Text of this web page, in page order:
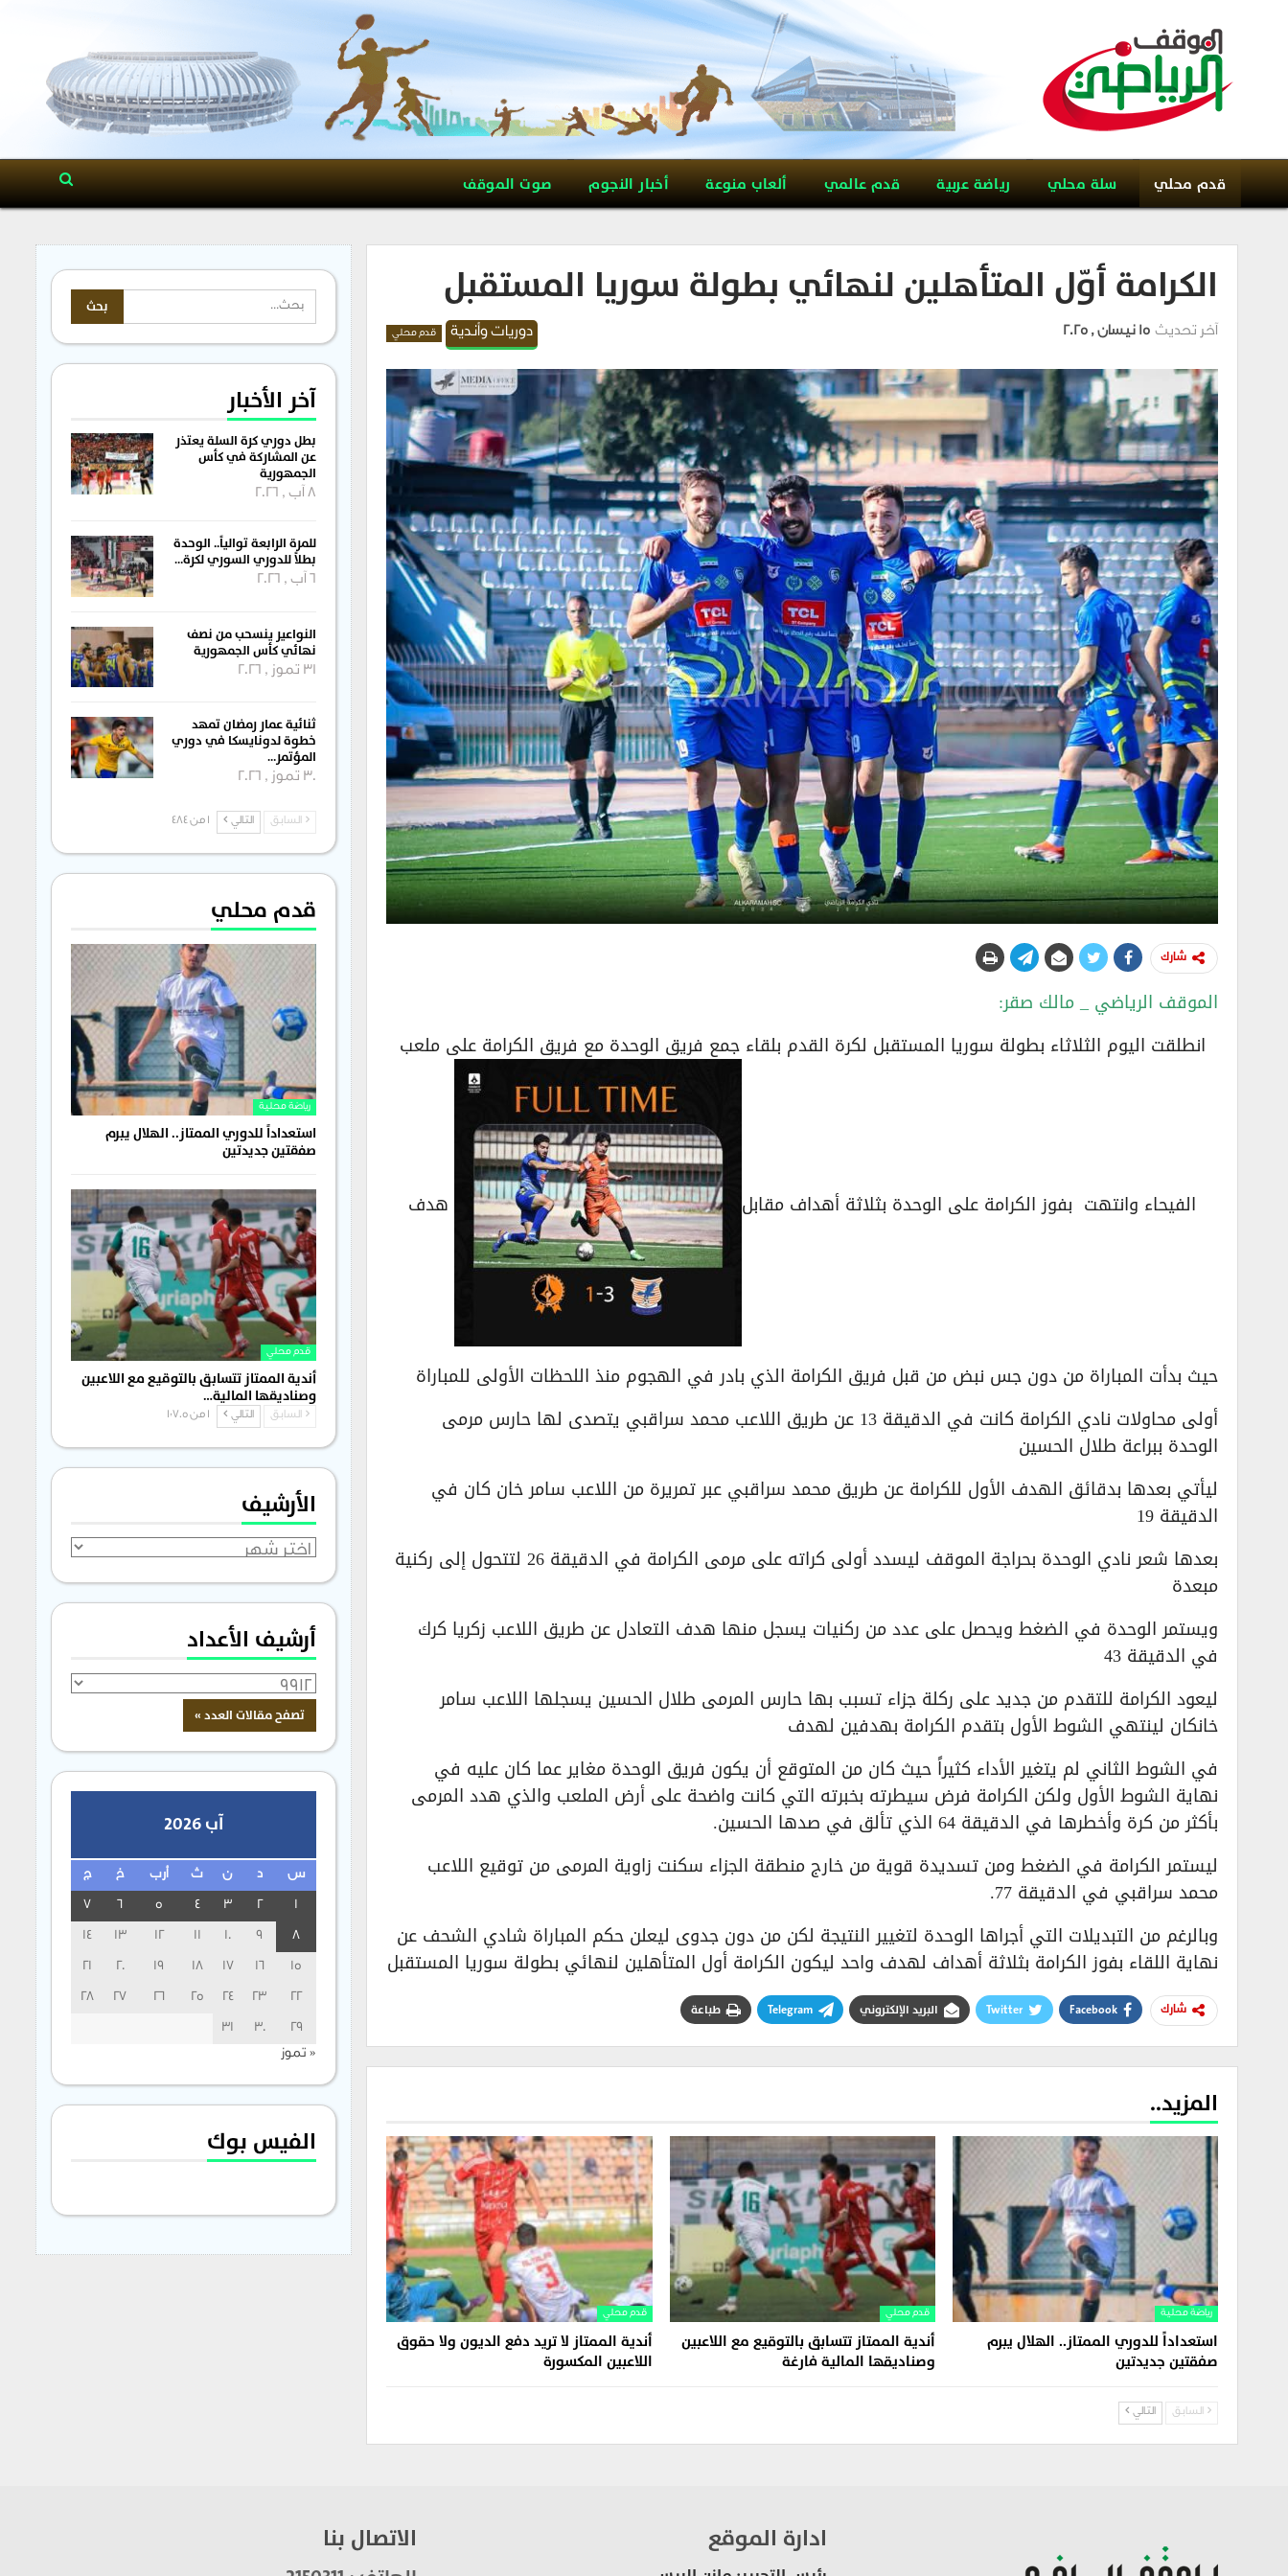
قدم محلي سلة محلي رياضة عربية قدم عالمي ألعاب منوعة أخبار النجوم صوت الموقف
الكرامة أوّل المتأهلين لنهائي بطولة سوريا المستقبل
دوريات وأندية قدم محلي آخر تحديث 15 نيسان , 2025
شارك
الموقف الرياضي _ مالك صقر:
انطلقت اليوم الثلاثاء بطولة سوريا المستقبل لكرة القدم بلقاء جمع فريق الوحدة مع فريق الكرامة على ملعب
الفيحاء وانتهت بفوز الكرامة على الوحدة بثلاثة أهداف مقابل هدف
حيث بدأت المباراة من دون جس نبض من قبل فريق الكرامة الذي بادر في الهجوم منذ اللحظات الأولى للمباراة
أولى محاولات نادي الكرامة كانت في الدقيقة 13 عن طريق اللاعب محمد سراقبي يتصدى لها حارس مرمى
الوحدة ببراعة طلال الحسين
ليأتي بعدها بدقائق الهدف الأول للكرامة عن طريق محمد سراقبي عبر تمريرة من اللاعب سامر خان كان في
الدقيقة 19
بعدها شعر نادي الوحدة بحراجة الموقف ليسدد أولى كراته على مرمى الكرامة في الدقيقة 26 لتتحول إلى ركنية
مبعدة
ويستمر الوحدة في الضغط ويحصل على عدد من ركنيات يسجل منها هدف التعادل عن طريق اللاعب زكريا كرك
في الدقيقة 43
ليعود الكرامة للتقدم من جديد على ركلة جزاء تسبب بها حارس المرمى طلال الحسين يسجلها اللاعب سامر
خانكان لينتهي الشوط الأول بتقدم الكرامة بهدفين لهدف
في الشوط الثاني لم يتغير الأداء كثيراً حيث كان من المتوقع أن يكون فريق الوحدة مغاير عما كان عليه في
نهاية الشوط الأول ولكن الكرامة فرض سيطرته بخبرته التي كانت واضحة على أرض الملعب والذي هدد المرمى
بأكثر من كرة وأخطرها في الدقيقة 64 الذي تألق في صدها الحسين.
ليستمر الكرامة في الضغط ومن تسديدة قوية من خارج منطقة الجزاء سكنت زاوية المرمى من توقيع اللاعب
محمد سراقبي في الدقيقة 77.
وبالرغم من التبديلات التي أجراها الوحدة لتغيير النتيجة لكن من دون جدوى ليعلن حكم المباراة شادي الشحف عن
نهاية اللقاء بفوز الكرامة بثلاثة أهداف لهدف واحد ليكون الكرامة أول المتأهلين لنهائي بطولة سوريا المستقبل
شارك Facebook
Twitter البريد الإلكتروني Telegram طباعة
المزيد..
رياضة محلية
استعداداً للدوري الممتاز.. الهلال يبرم
صفقتين جديدتين
قدم محلي
أندية الممتاز تتسابق بالتوقيع مع اللاعبين
وصناديقها المالية فارغة
قدم محلي
أندية الممتاز لا تريد دفع الديون ولا حقوق
اللاعبين المكسورة
السابق التالي
آخر الأخبار
بطل دوري كرة السلة يعتذر
عن المشاركة في كأس
الجمهورية
8 آب , 2026
للمرة الرابعة توالياً.. الوحدة
بطلاً للدوري السوري لكرة…
6 آب , 2026
النواعير ينسحب من نصف
نهائي كأس الجمهورية
31 تموز , 2026
ثنائية عمار رمضان تمهد
خطوة لدونايسكا في دوري
المؤتمر…
30 تموز , 2026
السابق التالي 1 من 484
قدم محلي
رياضة محلية
استعداداً للدوري الممتاز.. الهلال يبرم
صفقتين جديدتين
قدم محلي
أندية الممتاز تتسابق بالتوقيع مع اللاعبين
وصناديقها المالية…
السابق التالي 1 من 1٬705
الأرشيف
الأرشيف
أرشيف الأعداد
آب 2026
س د ن ث أرب خ ج
1
2
3
4
5
6
7
8
9
10
11
12
13
14
15
16
17
18
19
20
21
22
23
24
25
26
27
28
29
30
31
« تموز
الفيس بوك
ادارة الموقع الاتصال بنا